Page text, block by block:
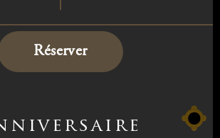
Réserver